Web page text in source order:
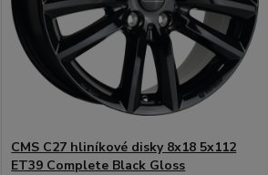
CMS C27 hliníkové disky 8x18 5x112
ET39 Complete Black Gloss